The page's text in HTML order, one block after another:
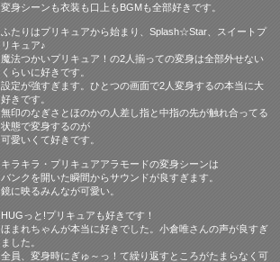
変身シーンも衣装も口上もBGMも全部好きです。
ふたりはプリキュアから始まり、Splash☆Star、スイートプ
リキュア♪
魔法つかいプリキュア！の2人揃っての変身は全部外せない
くらいに好きです。
設定が強すぎます。ひとつの画面で2人変身するの本当に大
好きです。
無印のなぎさとほのかの人差し指と中指の先が触れ合ってる
状態で変身するのが
可愛いくて好きです。
キラキラ・プリキュアアラモードの変身シーンは
バンクを開いた瞬間からサウンドが良すぎます。
鏡に映るみんなが可愛い。
HUGっと!プリキュアも好きです！
ほまれちゃんが本当に好きでした。小倉唯さんの声が良すぎ
ました。
全員、変身時にぎゅ～っ！て繰り返すところがたまらなく可